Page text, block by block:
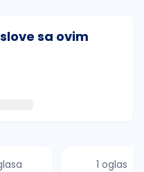
sa ovim
1 oglas